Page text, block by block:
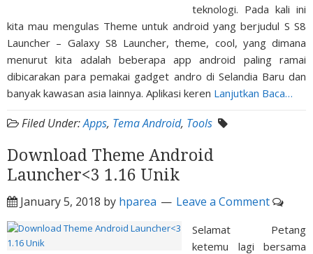
teknologi. Pada kali ini
kita mau mengulas Theme untuk android yang berjudul S S8
Launcher – Galaxy S8 Launcher, theme, cool, yang dimana
menurut kita adalah beberapa app android paling ramai
dibicarakan para pemakai gadget andro di Selandia Baru dan
banyak kawasan asia lainnya. Aplikasi keren Lanjutkan Baca…
Filed Under:Apps, Tema Android, Tools
Download Theme Android
Launcher<3 1.16 Unik
January 5, 2018 by hparea Leave a Comment
Selamat Petang
ketemu lagi bersama